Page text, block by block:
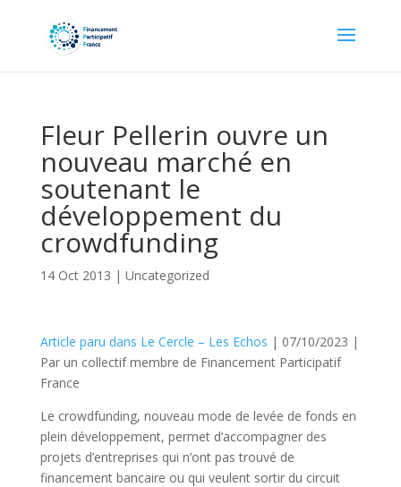
Fleur Pellerin ouvre un
nouveau marché en
soutenant le
développement du
crowdfunding
14 Oct 2013 | Uncategorized
Article paru dans Le Cercle – Les Echos | 07/10/2023 |
Par un collectif membre de Financement Participatif
France
Le crowdfunding, nouveau mode de levée de fonds en
plein développement, permet d’accompagner des
projets d’entreprises qui n’ont pas trouvé de
financement bancaire ou qui veulent sortir du circuit